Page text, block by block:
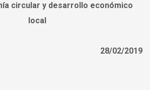
circular y desarrollo económico
local
28/02/2019